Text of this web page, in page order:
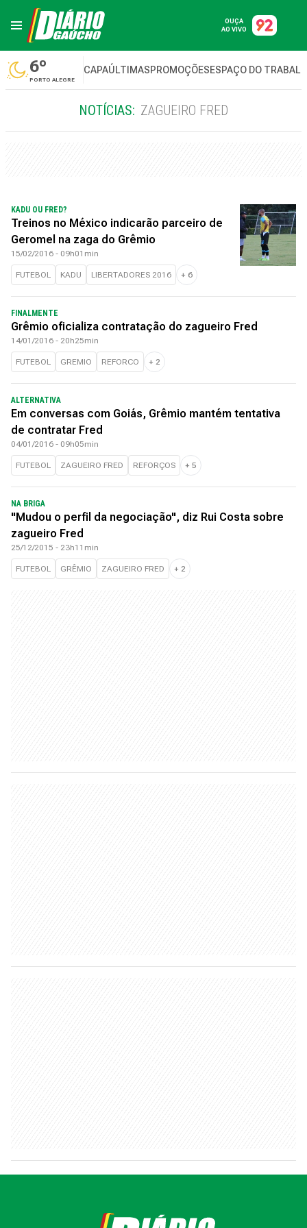
OUÇA
AO VIVO
6º
PORTO ALEGRE
CAPAÚLTIMASPROMOÇÕESESPAÇO DO
NOTÍCIAS: ZAGUEIRO FRED
KADU OU FRED?
Treinos no México indicarão parceiro de
Geromel na zaga do Grêmio
15/02/2016 - 09h01min
FUTEBOL KADU LIBERTADORES 2016 + 6
FINALMENTE
Grêmio oficializa contratação do zagueiro Fred
14/01/2016 - 20h25min
FUTEBOL GREMIO REFORCO + 2
ALTERNATIVA
Em conversas com Goiás, Grêmio mantém tentativa
de contratar Fred
04/01/2016 - 09h05min
FUTEBOL ZAGUEIRO FRED REFORÇOS + 5
NA BRIGA
"Mudou o perfil da negociação", diz Rui Costa sobre
zagueiro Fred
25/12/2015 - 23h11min
FUTEBOL GRÊMIO ZAGUEIRO FRED + 2